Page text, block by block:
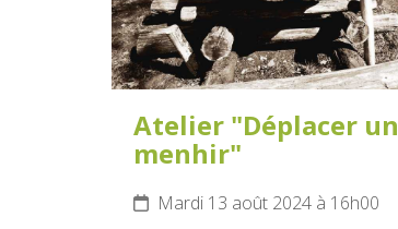
Atelier "Déplacer un
menhir"
Mardi 13 août 2024 à 16h00